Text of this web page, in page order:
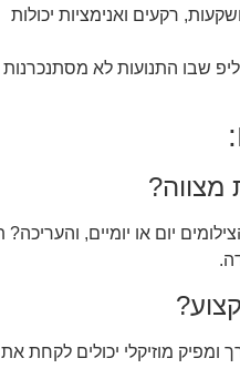
רקעים ואנימציות יכולות
שבו התנועות לא
יום או יומיים, והעריכה?
מוזיקלי יכולים לקחת את